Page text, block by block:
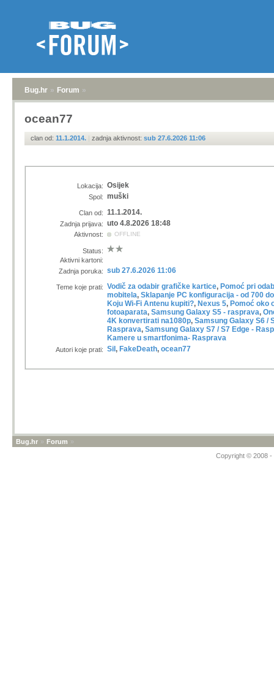
Bug.hr » Forum »
ocean77
clan od: 11.1.2014. | zadnja aktivnost: sub 27.6.2026 11:06
Lokacija: Osijek
Spol: muški
Clan od: 11.1.2014.
Zadnja prijava: uto 4.8.2026 18:48
Aktivnost: OFFLINE
Status:
Aktivni kartoni:
Zadnja poruka: sub 27.6.2026 11:06
Teme koje prati: Vodič za odabir grafičke kartice, Pomoć pri
mobitela, Sklapanje PC konfiguracija - od 700
Koju Wi-Fi Antenu kupiti?, Nexus 5, Pomoć oko
fotoaparata, Samsung Galaxy S5 - rasprava,
4K konvertirati na1080p, Samsung Galaxy S6 /
Rasprava, Samsung Galaxy S7 / S7 Edge -
Kamere u smartfonima- Rasprava
Autori koje prati: Sil , FakeDeath, ocean77
Bug.hr » Forum »
Copyright © 2008 -